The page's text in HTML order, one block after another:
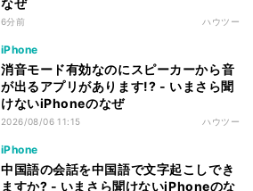
なぜ
6分前 ハウツー
iPhone
消音モード有効なのにスピーカーから音
が出るアプリがあります!? - いまさら聞
けないiPhoneのなぜ
2026/08/06 11:15 ハウツー
iPhone
中国語の会話を中国語で文字起こしでき
ますか? - いまさら聞けないiPhoneのな